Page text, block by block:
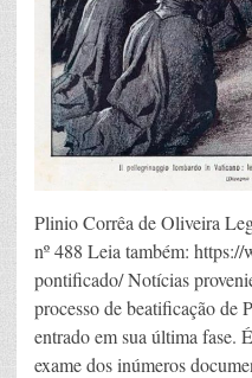
Plinio Corrêa de Oliveira
nº 488 Leia também:
pontificado/ Notícias
processo de beatificação de
entrado em sua última fase.
exame dos inúmeros